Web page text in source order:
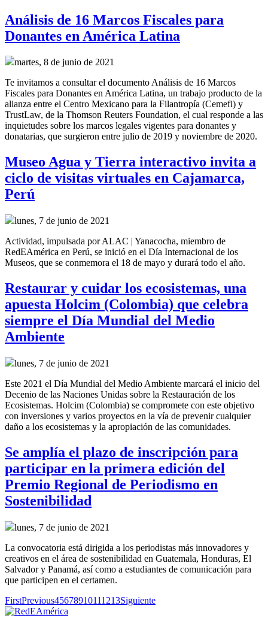
Análisis de 16 Marcos Fiscales para
Donantes en América Latina
martes, 8 de junio de 2021
Te invitamos a consultar el documento Análisis de 16 Marcos
Fiscales para Donantes en América Latina, un trabajo producto de la
alianza entre el Centro Mexicano para la Filantropía (Cemefi) y
TrustLaw, de la Thomson Reuters Foundation, el cual responde a las
inquietudes sobre los marcos legales vigentes para donantes y
donatarias, que surgieron entre julio de 2019 y noviembre de 2020.
Museo Agua y Tierra interactivo invita a
ciclo de visitas virtuales en Cajamarca,
Perú
lunes, 7 de junio de 2021
Actividad, impulsada por ALAC | Yanacocha, miembro de
RedEAmérica en Perú, se inició en el Día Internacional de los
Museos, que se conmemora el 18 de mayo y durará todo el año.
Restaurar y cuidar los ecosistemas, una
apuesta Holcim (Colombia) que celebra
siempre el Día Mundial del Medio
Ambiente
lunes, 7 de junio de 2021
Este 2021 el Día Mundial del Medio Ambiente marcará el inicio del
Decenio de las Naciones Unidas sobre la Restauración de los
Ecosistemas. Holcim (Colombia) se compromete con este objetivo
con inversiones y varios proyectos en la vía de prevenir cualquier
daño a los ecosistemas y la apropiación de las comunidades.
Se amplía el plazo de inscripción para
participar en la primera edición del
Premio Regional de Periodismo en
Sostenibilidad
lunes, 7 de junio de 2021
La convocatoria está dirigida a los periodistas más innovadores y
creativos en el área de sostenibilidad en Guatemala, Honduras, El
Salvador y Panamá, así como a estudiantes de comunicación para
que participen en el certamen.
FirstPrevious45678910111213Siguiente